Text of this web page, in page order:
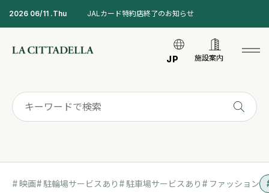
2026 06/11 .Thu JALカード特約店終了のお知らせ
JP 施設案内
映画 駐輪場サービスあり 駐車場サービスあり ファッション